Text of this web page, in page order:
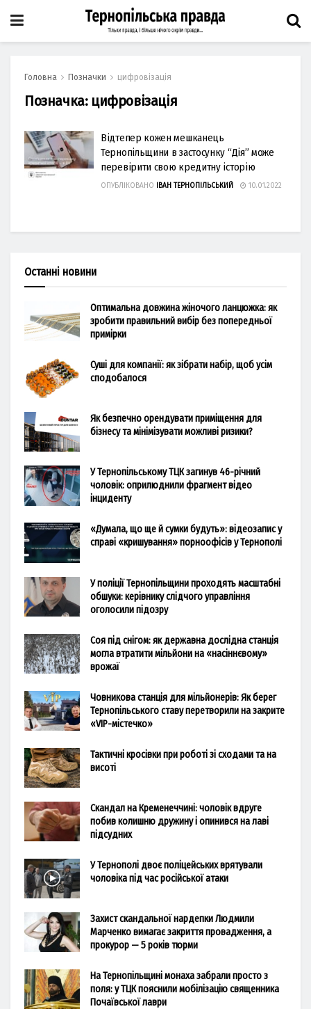
Головна Позначки цифровізація
Позначка: цифровізація
Відтепер кожен мешканець
Тернопільщини в застосунку “Дія” може
перевірити свою кредитну історію
ОПУБЛІКОВАНО ІВАН ТЕРНОПІЛЬСЬКИЙ 10.01.2022
Останні новини
Оптимальна довжина жіночого ланцюжка: як
зробити правильний вибір без попередньої
примірки
Суші для компанії: як зібрати набір, щоб усім
сподобалося
Як безпечно орендувати приміщення для
бізнесу та мінімізувати можливі ризики?
У Тернопільському ТЦК загинув 46-річний
чоловік: оприлюднили фрагмент відео
інциденту
«Думала, що ще й сумки будуть»: відеозапис у
справі «кришування» порноофісів у Тернополі
У поліції Тернопільщини проходять масштабні
обшуки: керівнику слідчого управління
оголосили підозру
Соя під снігом: як державна дослідна станція
могла втратити мільйони на «насіннєвому»
врожаї
Човникова станція для мільйонерів: Як берег
Тернопільського ставу перетворили на закрите
«VIP-містечко»
Тактичні кросівки при роботі зі сходами та на
висоті
Скандал на Кременеччині: чоловік вдруге
побив колишню дружину і опинився на лаві
підсудних
У Тернополі двоє поліцейських врятували
чоловіка під час російської атаки
Захист скандальної нардепки Людмили
Марченко вимагає закриття провадження, а
прокурор — 5 років тюрми
На Тернопільщині монаха забрали просто з
поля: у ТЦК пояснили мобілізацію священника
Почаївської лаври